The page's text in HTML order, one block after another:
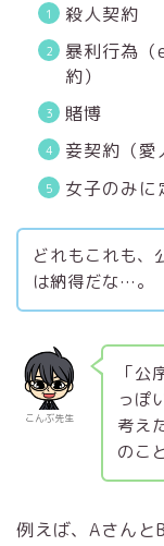
殺人契約
暴利行為
約）
賭博
妾契約（愛
女子のみに
どれもこれも、
は納得だな…。
こんぶ先生
「
っぽ
考え
のこ
例えば、Aさんと